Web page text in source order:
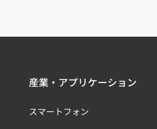
産業・アプリケーション
スマートフォン